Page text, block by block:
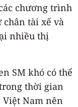
chương trình
chân tài xế và
nhiều thị
SM khó có thể
thời gian
Nam nên